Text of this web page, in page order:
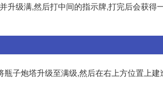
升级满,然后打中间的指示牌,打完后会获
子炮塔升级至满级,然后在右上方位置上